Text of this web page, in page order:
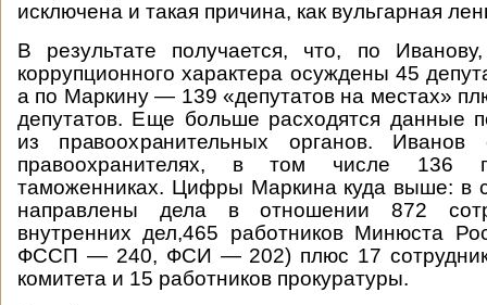
исключена и такая причина, как вульгарная
В результате получается, что, по
коррупционного характера осуждены 45
а по Маркину — 139 «депутатов на местах»
депутатов. Еще больше расходятся данные
из правоохранительных органов.
правоохранителях, в том числе 136
таможенниках. Цифры Маркина куда выше: в
направлены дела в отношении 872
внутренних дел,465 работников Минюста
ФССП — 240, ФСИ — 202) плюс 17
комитета и 15 работников прокуратуры.